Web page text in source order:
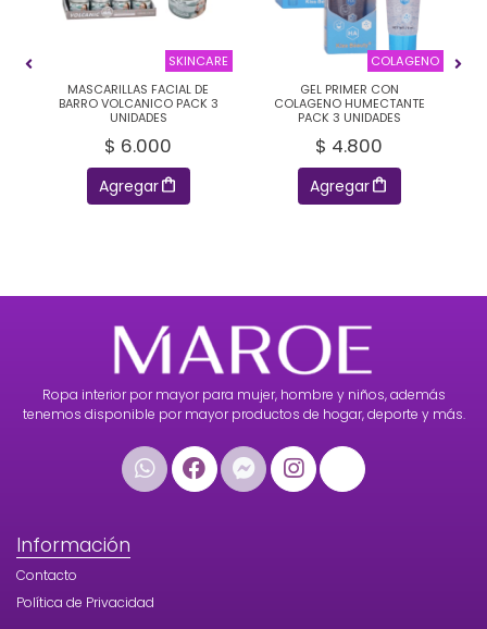
SKINCARE
MASCARILLAS FACIAL DE
BARRO VOLCANICO PACK 3
UNIDADES
$ 6.000
Agregar
COLAGENO
GEL PRIMER CON
COLAGENO HUMECTANTE
PACK 3 UNIDADES
$ 4.800
Agregar
Ropa interior por mayor para mujer, hombre y niños, además
tenemos disponible por mayor productos de hogar, deporte y más.
Información
Contacto
Política de Privacidad